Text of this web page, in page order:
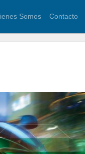
Somos Contacto